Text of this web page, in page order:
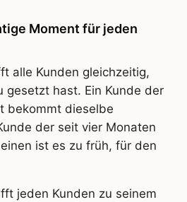
Moment für jeden
alle Kunden gleichzeitig,
gesetzt hast. Ein Kunde der
bekommt dieselbe
der seit vier Monaten
ist es zu früh, für den
jeden Kunden zu seinem